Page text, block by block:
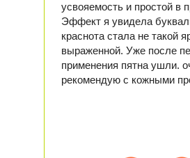
усвояемость и простой в
Эффект я увидела
краснота стала не такой
выраженной. Уже после
применения пятна ушли.
рекомендую с кожными